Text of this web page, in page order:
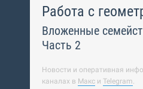
Работа с
Вложенные
Часть 2
Новости и оперативная
каналах в Макс и Telegram.